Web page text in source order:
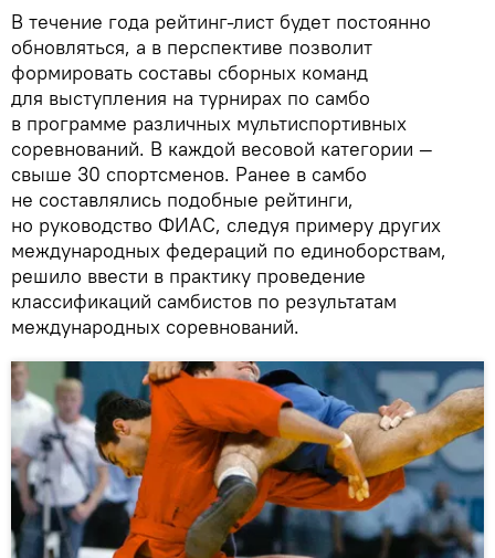
В течение года рейтинг-лист будет постоянно
обновляться, а в перспективе позволит
формировать составы сборных команд
для выступления на турнирах по самбо
в программе различных мультиспортивных
соревнований. В каждой весовой категории —
свыше 30 спортсменов. Ранее в самбо
не составлялись подобные рейтинги,
но руководство ФИАС, следуя примеру других
международных федераций по единоборствам,
решило ввести в практику проведение
классификаций самбистов по результатам
международных соревнований.